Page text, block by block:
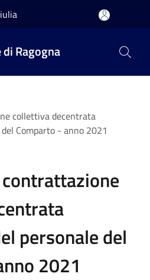
di Ragogna
collettiva decentrata
Comparto - anno 2021
personale del
2021